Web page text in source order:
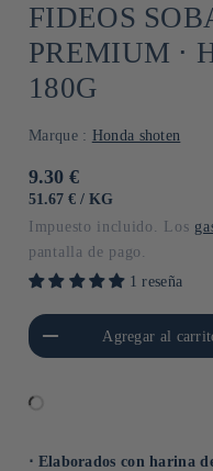
FIDEOS
PREMIUM ⋅
180G
Marque : Honda shoten
Precio
habitual
9.30 €
PRECIO
51.67 € / POR
KG
Impuesto incluido. Los
pantalla de pago.
1 reseña
para Default
Title
Agregar al
⋅ Elaborados con harina